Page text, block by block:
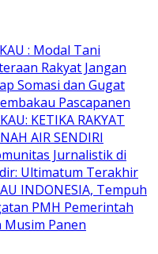
​: Modal Tani
Rakyat Jangan
Somasi dan Gugat
Pascapanen
KETIKA RAKYAT
AIR SENDIRI
Jurnalistik di
Ultimatum Terakhir
INDONESIA, Tempuh
PMH Pemerintah
Musim Panen